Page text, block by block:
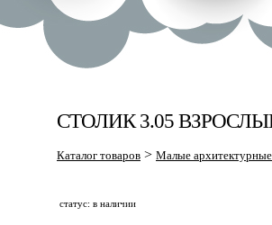
СТОЛИК 3.05
Каталог товаров > Малые
статус: в наличии